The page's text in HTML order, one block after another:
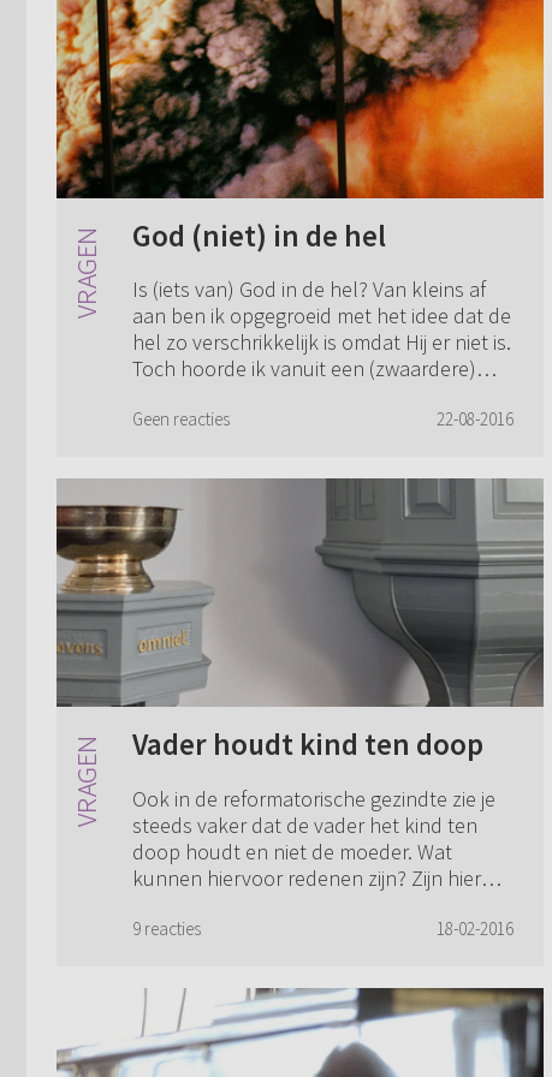
God (niet) in de hel
Is (iets van) God in de hel? Van kleins af
aan ben ik opgegroeid met het idee dat de
hel zo verschrikkelijk is omdat Hij er niet is.
Toch hoorde ik vanuit een (zwaardere)
Geen reacties 22-08-2016
Vader houdt kind ten doop
Ook in de reformatorische gezindte zie je
steeds vaker dat de vader het kind ten
doop houdt en niet de moeder. Wat
kunnen hiervoor redenen zijn? Zijn hier
9 reacties 18-02-2016